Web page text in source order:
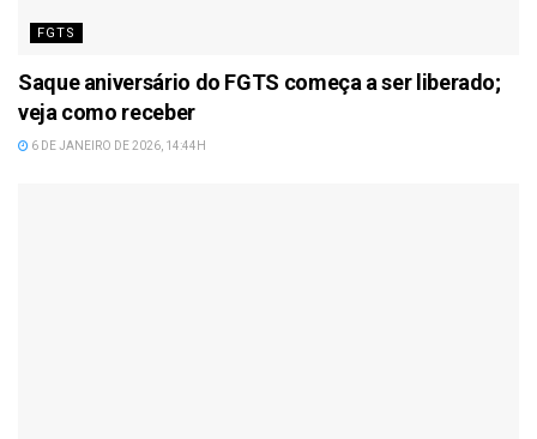
FGTS
Saque aniversário do FGTS começa a ser liberado;
veja como receber
6 DE JANEIRO DE 2026, 14:44H